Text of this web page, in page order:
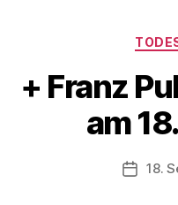
+ Franz
am
18.